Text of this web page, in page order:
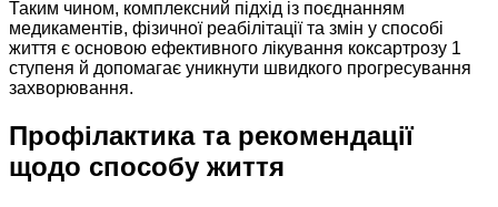
Таким чином, комплексний підхід із поєднанням
медикаментів, фізичної реабілітації та змін у способі
життя є основою ефективного лікування коксартрозу 1
ступеня й допомагає уникнути швидкого прогресування
захворювання.
Профілактика та рекомендації
щодо способу життя